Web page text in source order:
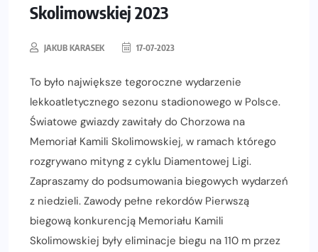
Skolimowskiej 2023
JAKUB KARASEK 17-07-2023
To było największe tegoroczne wydarzenie
lekkoatletycznego sezonu stadionowego w Polsce.
Światowe gwiazdy zawitały do Chorzowa na
Memoriał Kamili Skolimowskiej, w ramach którego
rozgrywano mityng z cyklu Diamentowej Ligi.
Zapraszamy do podsumowania biegowych wydarzeń
z niedzieli. Zawody pełne rekordów Pierwszą
biegową konkurencją Memoriału Kamili
Skolimowskiej były eliminacje biegu na 110 m przez